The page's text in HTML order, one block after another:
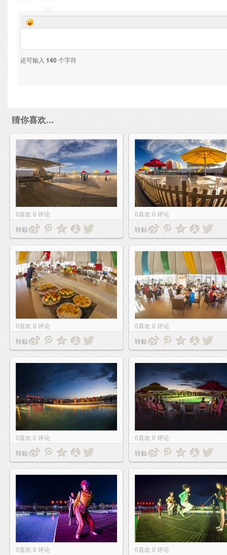
还可输入 140个字符
猜你喜欢...
0喜欢 0 评论
转贴
0喜欢 0 评论
转贴
0喜欢 0 评论
转贴
0喜欢 0 评论
转贴
0喜欢 0 评论
转贴
0喜欢 0 评论
转贴
0喜欢 0 评论
0喜欢 0 评论